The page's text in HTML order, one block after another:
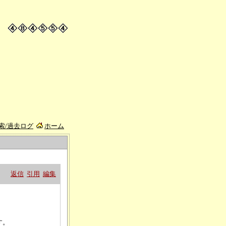
/過去ログ ホーム
返信 引用 編集